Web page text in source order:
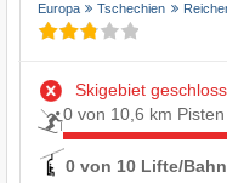
Europa Tschechien
Skigebiet
0 von 10,6 km Pisten
0 von 10 Lifte/